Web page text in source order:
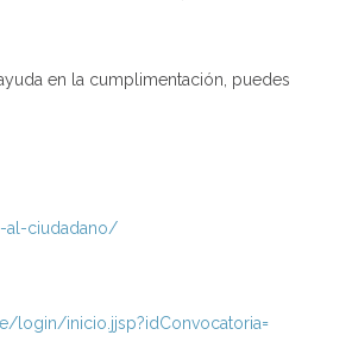
en la cumplimentación, puedes
al-ciudadano/
login/inicio.jjsp?idConvocatoria=